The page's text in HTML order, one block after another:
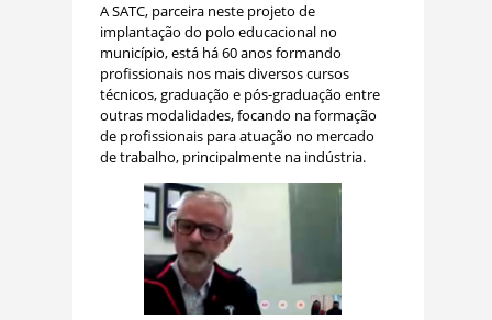
A SATC, parceira neste projeto de
implantação do polo educacional no
município, está há 60 anos formando
profissionais nos mais diversos cursos
técnicos, graduação e pós-graduação entre
outras modalidades, focando na formação
de profissionais para atuação no mercado
de trabalho, principalmente na indústria.